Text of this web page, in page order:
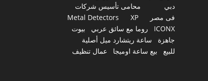
دبي
محامى تأسيس شركات
فى مصر
Metal Detectors
XP
ICONX
روما مع سائق عربي
بيوت
جاهزة
ساعة ريتشارد ميل أصلية
للبيع
بيع ساعة اوميجا عمال تنظيف